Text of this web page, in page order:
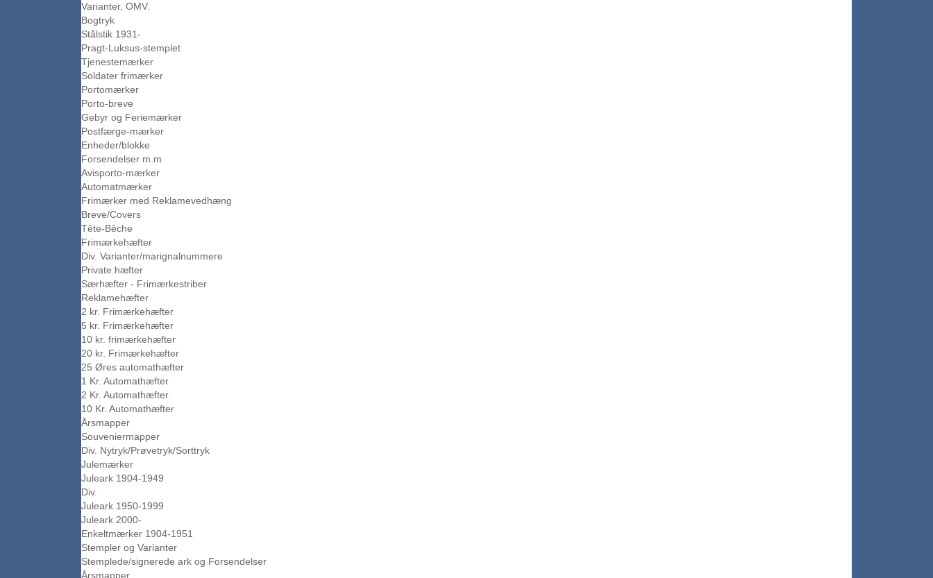
Varianter, OMV.
Bogtryk
Stålstik 1931-
Pragt-Luksus-stemplet
Tjenestemærker
Soldater frimærker
Portomærker
Porto-breve
Gebyr og Feriemærker
Postfærge-mærker
Enheder/blokke
Forsendelser m.m
Avisporto-mærker
Automatmærker
Frimærker med Reklamevedhæng
Breve/Covers
Tête-Bêche
Frimærkehæfter
Div. Varianter/marignalnummere
Private hæfter
Særhæfter - Frimærkestriber
Reklamehæfter
2 kr. Frimærkehæfter
5 kr. Frimærkehæfter
10 kr. frimærkehæfter
20 kr. Frimærkehæfter
25 Øres automathæfter
1 Kr. Automathæfter
2 Kr. Automathæfter
10 Kr. Automathæfter
Årsmapper
Souveniermapper
Div. Nytryk/Prøvetryk/Sorttryk
Julemærker
Juleark 1904-1949
Div.
Juleark 1950-1999
Juleark 2000-
Enkeltmærker 1904-1951
Stempler og Varianter
Stemplede/signerede ark og Forsendelser
Årsmapper